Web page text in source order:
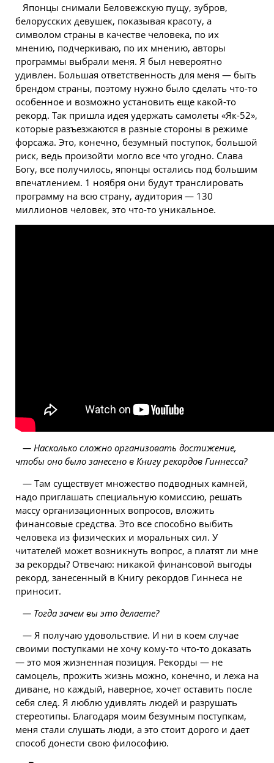
Японцы снимали Беловежскую пущу, зубров,
белорусских девушек, показывая красоту, а
символом страны в качестве человека, по их
мнению, подчеркиваю, по их мнению, авторы
программы выбрали меня. Я был невероятно
удивлен. Большая ответственность для меня — быть
брендом страны, поэтому нужно было сделать что-то
особенное и возможно установить еще какой-то
рекорд. Так пришла идея удержать самолеты «Як-52»,
которые разъезжаются в разные стороны в режиме
форсажа. Это, конечно, безумный поступок, большой
риск, ведь произойти могло все что угодно. Слава
Богу, все получилось, японцы остались под большим
впечатлением. 1 ноября они будут транслировать
программу на всю страну, аудитория — 130
миллионов человек, это что-то уникальное.
— Насколько сложно организовать достижение,
чтобы оно было занесено в Книгу рекордов Гиннесса?
— Там существует множество подводных камней,
надо приглашать специальную комиссию, решать
массу организационных вопросов, вложить
финансовые средства. Это все способно выбить
человека из физических и моральных сил. У
читателей может возникнуть вопрос, а платят ли мне
за рекорды? Отвечаю: никакой финансовой выгоды
рекорд, занесенный в Книгу рекордов Гиннеса не
приносит.
— Тогда зачем вы это делаете?
— Я получаю удовольствие. И ни в коем случае
своими поступками не хочу кому-то что-то доказать
— это моя жизненная позиция. Рекорды — не
самоцель, прожить жизнь можно, конечно, и лежа на
диване, но каждый, наверное, хочет оставить после
себя след. Я люблю удивлять людей и разрушать
стереотипы. Благодаря моим безумным поступкам,
меня стали слушать люди, а это стоит дорого и дает
способ донести свою философию.